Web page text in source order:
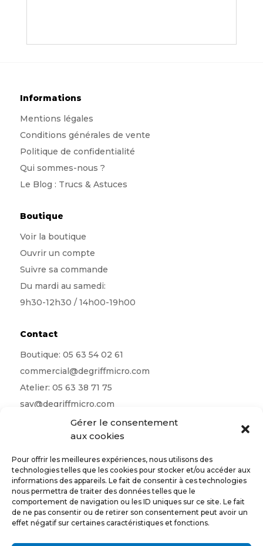
Gérer le consentement
aux cookies
Pour offrir les meilleures expériences, nous utilisons des
technologies telles que les cookies pour stocker et/ou accéder aux
informations des appareils. Le fait de consentir à ces technologies
nous permettra de traiter des données telles que le
comportement de navigation ou les ID uniques sur ce site. Le fait
de ne pas consentir ou de retirer son consentement peut avoir un
effet négatif sur certaines caractéristiques et fonctions.
Informations
Mentions légales
Conditions générales de vente
Politique de confidentialité
Qui sommes-nous ?
Le Blog : Trucs & Astuces
Boutique
Voir la boutique
Ouvrir un compte
Suivre sa commande
Du mardi au samedi:
9h30-12h30 / 14h00-19h00
Contact
Boutique: 05 63 54 02 61
commercial@degriffmicro.com
Atelier: 05 63 38 71 75
sav@degriffmicro.com
albi@degriffmicro.com
16 Avenue de Garban 81990 Puygouzon
Suivez-nous